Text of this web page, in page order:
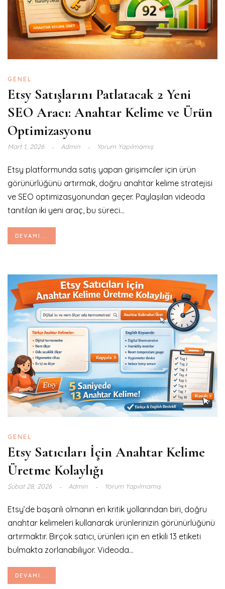
GENEL
Etsy Satışlarını Patlatacak 2 Yeni
SEO Aracı: Anahtar Kelime ve Ürün
Optimizasyonu
Mart 1, 2026 Admin Yorum Yapılmamış
Etsy platformunda satış yapan girişimciler için ürün
görünürlüğünü artırmak, doğru anahtar kelime stratejisi
ve SEO optimizasyonundan geçer. Paylaşılan videoda
tanıtılan iki yeni araç, bu süreci...
DEVAMI...
GENEL
Etsy Satıcıları İçin Anahtar Kelime
Üretme Kolaylığı
Şubat 28, 2026 Admin Yorum Yapılmamış
Etsy’de başarılı olmanın en kritik yollarından biri, doğru
anahtar kelimeleri kullanarak ürünlerinizin görünürlüğünü
artırmaktır. Birçok satıcı, ürünleri için en etkili 13 etiketi
bulmakta zorlanabiliyor. Videoda...
DEVAMI...